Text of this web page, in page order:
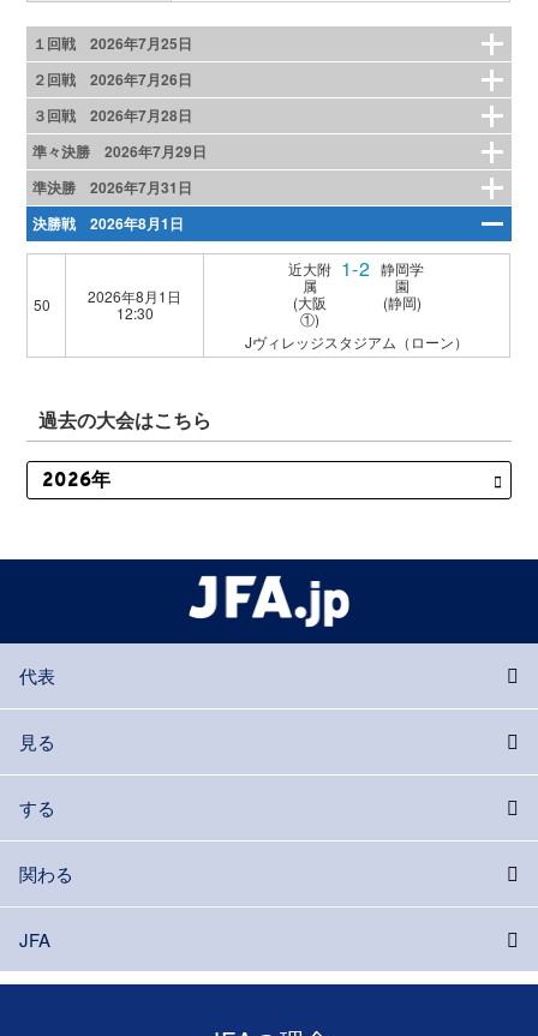
１回戦 2026年7月25日
２回戦 2026年7月26日
３回戦 2026年7月28日
準々決勝 2026年7月29日
準決勝 2026年7月31日
決勝戦 2026年8月1日
50
2026年8月1日
12:30
近大附
属
(大阪
①)
1-2 静岡学
園
(静岡)
Jヴィレッジスタジアム（ローン）
過去の大会はこちら
代表
見る
する
関わる
JFA